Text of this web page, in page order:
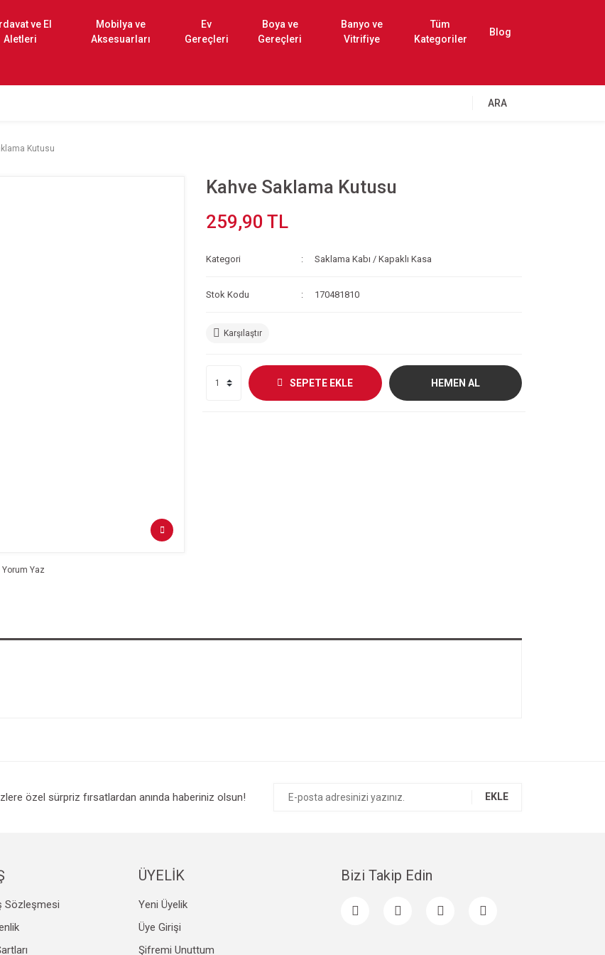
ve El
Aletleri
Mobilya ve
Aksesuarları
Ev
Gereçleri
Boya ve
Gereçleri
Banyo ve
Vitrifiye
Tüm
Kategoriler
Blog
ARA
Kutusu
Yorum Yaz
Kahve Saklama Kutusu
259,90 TL
Kategori Saklama Kabı / Kapaklı Kasa
Stok Kodu 170481810
Karşılaştır
SEPETE EKLE HEMEN AL
özel sürpriz fırsatlardan anında haberiniz olsun! EKLE
Sözleşmesi
ÜYELİK
Yeni Üyelik
Üye Girişi
Şifremi Unuttum
Bizi Takip Edin